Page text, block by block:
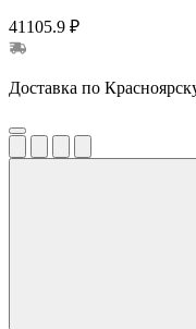
41105.9 ₽
Доставка по